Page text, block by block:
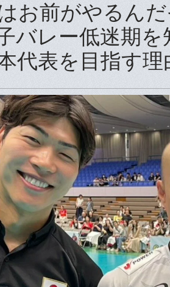
お前がやるん
バレー低迷期を
代表を目指す理